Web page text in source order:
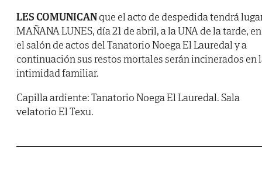
LES COMUNICANque el acto de despedida tendrá
MAÑANA LUNES, día 21 de abril, a la UNA de la tarde, en
el salón de actos del Tanatorio Noega El Lauredal y a
continuación sus restos mortales serán incinerados en
intimidad familiar.
Capilla ardiente: Tanatorio Noega El Lauredal. Sala
velatorio El Texu.